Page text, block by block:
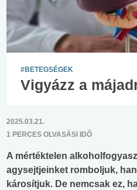
#BETEGSÉGEK
Vigyázz a
2025.03.21.
1 PERCES OLVASÁSI IDŐ
A mértéktelen
agysejtjeinket romboljuk,
károsítjuk. De nemcsak ez,